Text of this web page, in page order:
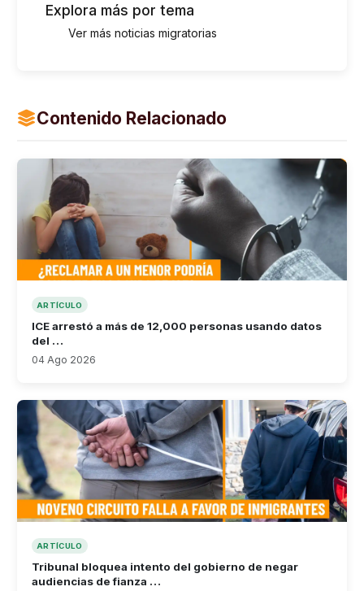
Explora más por tema
Ver más noticias migratorias
Contenido Relacionado
ARTÍCULO
ICE arrestó a más de 12,000 personas usando datos
del …
04 Ago 2026
ARTÍCULO
Tribunal bloquea intento del gobierno de negar
audiencias de fianza …